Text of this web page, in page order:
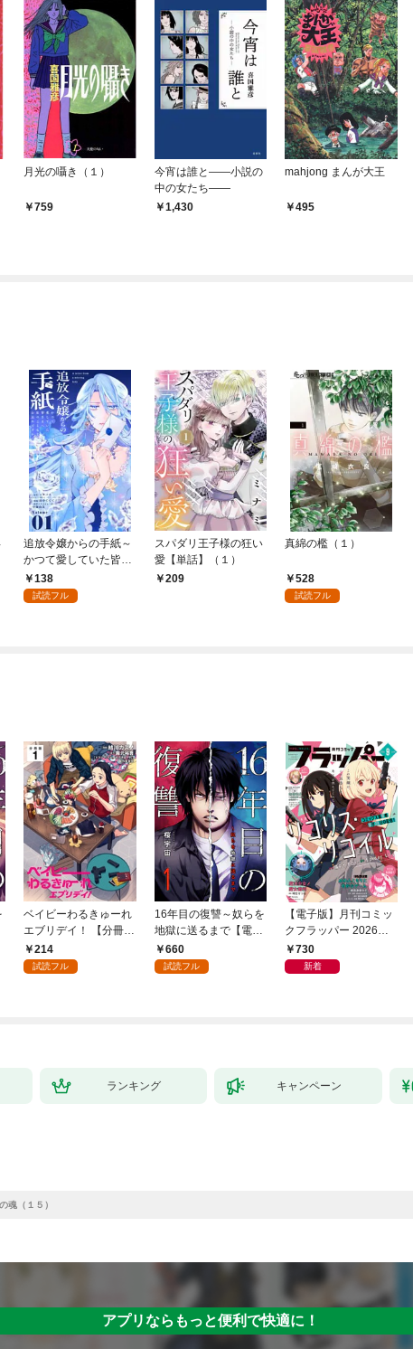
月光の囁き（１）
759
今宵は誰と――小説の
中の女たち――
1,430
mahjong まんが大王
495
追放令嬢からの手紙～
かつて愛していた皆さ
まへ 私のことなどお忘
れですか？～【単話】
138
試読フル
スパダリ王子様の狂い
愛【単話】（１）
209
真綿の檻（１）
528
試読フル
ベイビーわるきゅーれ
エブリデイ！ 【分冊
版】 1
214
試読フル
16年目の復讐～奴らを
地獄に送るまで【電子
単行本版】１
660
試読フル
【電子版】月刊コミッ
クフラッパー 2026年9
月号730
新着
ランキング キャンペーン
魂（１５）
アプリならもっと便利で快適に！